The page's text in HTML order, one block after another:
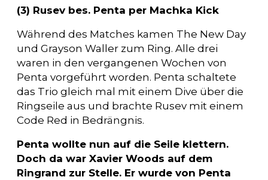
(3) Rusev bes. Penta per Machka Kick
Während des Matches kamen The New Day
und Grayson Waller zum Ring. Alle drei
waren in den vergangenen Wochen von
Penta vorgeführt worden. Penta schaltete
das Trio gleich mal mit einem Dive über die
Ringseile aus und brachte Rusev mit einem
Code Red in Bedrängnis.
Penta wollte nun auf die Seile klettern.
Doch da war Xavier Woods auf dem
Ringrand zur Stelle. Er wurde von Penta